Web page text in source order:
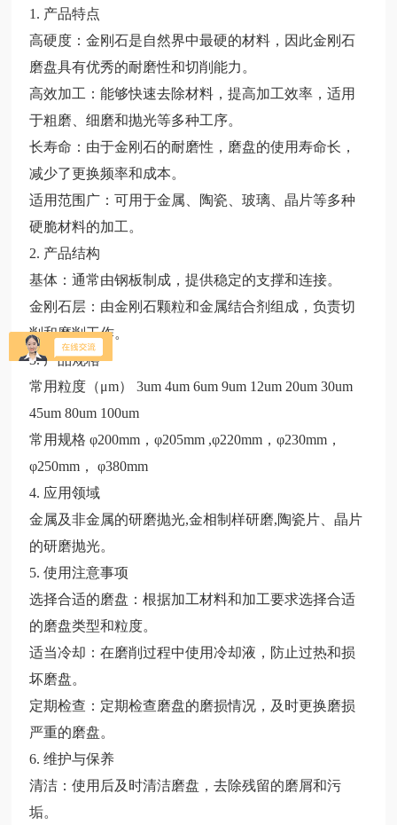
1. 产品特点
高硬度：金刚石是自然界中最硬的材料，因此金刚石
磨盘具有优秀的耐磨性和切削能力。
高效加工：能够快速去除材料，提高加工效率，适用
于粗磨、细磨和抛光等多种工序。
长寿命：由于金刚石的耐磨性，磨盘的使用寿命长，
减少了更换频率和成本。
适用范围广：可用于金属、陶瓷、玻璃、晶片等多种
硬脆材料的加工。
2. 产品结构
基体：通常由钢板制成，提供稳定的支撑和连接。
金刚石层：由金刚石颗粒和金属结合剂组成，负责切
削和磨削工作。
3.产品规格
常用粒度（μm） 3um 4um 6um 9um 12um 20um 30um
45um 80um 100um
常用规格 φ200mm，φ205mm ,φ220mm，φ230mm，
φ250mm， φ380mm
4. 应用领域
金属及非金属的研磨抛光,金相制样研磨,陶瓷片、晶片
的研磨抛光。
5. 使用注意事项
选择合适的磨盘：根据加工材料和加工要求选择合适
的磨盘类型和粒度。
适当冷却：在磨削过程中使用冷却液，防止过热和损
坏磨盘。
定期检查：定期检查磨盘的磨损情况，及时更换磨损
严重的磨盘。
6. 维护与保养
清洁：使用后及时清洁磨盘，去除残留的磨屑和污
垢。